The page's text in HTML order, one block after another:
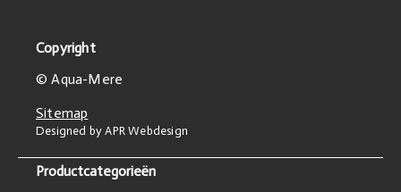
Copyright
© Aqua-Mere
Sitemap
Designed by APR Webdesign
Productcategorieën